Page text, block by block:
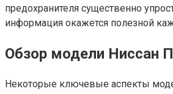
предохранителя существенно
информация окажется полезной
Обзор модели Ниссан
Некоторые ключевые аспекты